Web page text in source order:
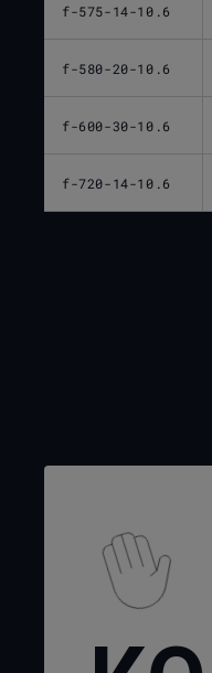
f-575-14-10.6
f-580-20-10.6
f-600-30-10.6
f-720-14-10.6